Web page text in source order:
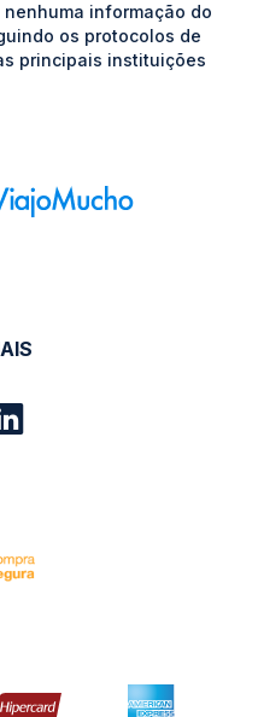
informação do
os protocolos de
principais instituições